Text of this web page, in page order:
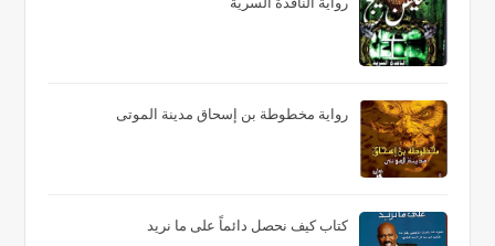
رواية مخطوطة بن إسحاق مدينة الموتى
كتاب كيف نحصل دائماً على ما نريد